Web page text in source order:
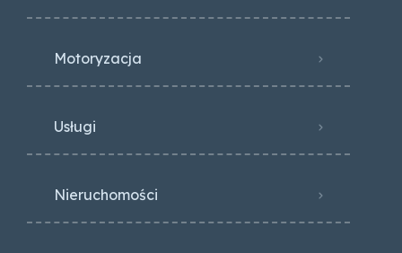
Motoryzacja
Usługi
Nieruchomości